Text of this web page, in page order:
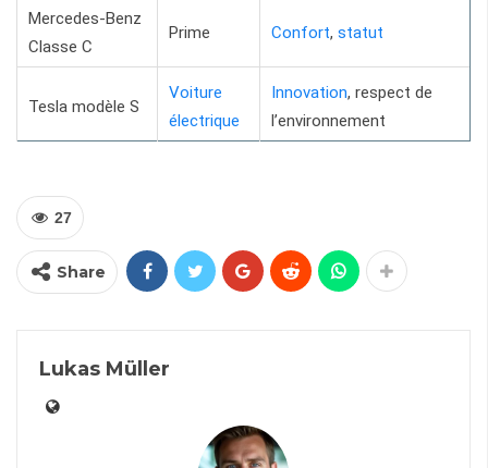
Mercedes-Benz
Classe C
Prime Confort, statut
Tesla modèle S
Voiture
électrique
Innovation, respect de
l’environnement
27
Share
Lukas Müller